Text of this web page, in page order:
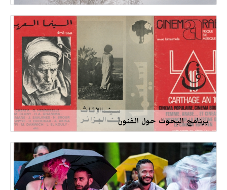
برنامج البحوث حول الفنون